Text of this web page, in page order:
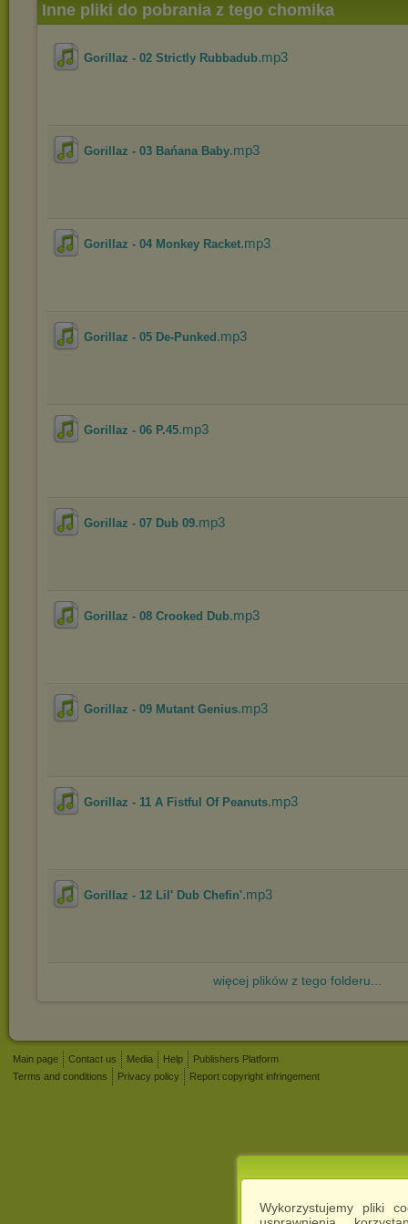
Wykorzystujemy pliki
Inne pliki do pobrania z tego chomika
Gorillaz - 02 Strictly Rubbadub.mp3
Gorillaz - 03 Bańana Baby.mp3
Gorillaz - 04 Monkey Racket.mp3
Gorillaz - 05 De-Punked .mp3
Gorillaz - 06 P.45.mp3
Gorillaz - 07 Dub 09.mp3
Gorillaz - 08 Crooked Dub.mp3
Gorillaz - 09 Mutant Genius.mp3
Gorillaz - 11 A Fistful Of Peanuts.mp3
Gorillaz - 12 Lil' Dub Chefin'.mp3
więcej plików z tego folderu...
Main page Contact us Media Help
Publishers Platform
Terms and conditions
Privacy policy Report copyright infringement